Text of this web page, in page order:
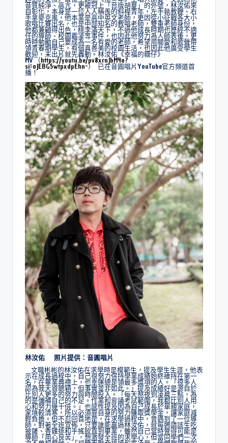
音質純淨、高亢，更被冠上「台版胡夏」的外號，林汝佑來
自彰化，本身是一位人人稱羨的斜桿青年，左手執教鞭、右
手拿麥克風，他本業是高中英文老師，更因從小征戰各大小
歌唱比賽出名，也是中部知名的教唱老師，雙重老師身份，
他都兼顧得出色，桃李滿天下，不過他成長時期也歷經不適
任的導師、校園霸凌等事件，也因此他努力為人師表後，更
時時勉勵自己要成為一名有愛的老師，希望用關愛和歌聲帶
領青春期學生，有個真善美的校園生活，也因此他廣受學生
歡迎，未出片就先轟動。林汝佑《幸福的糖仔》
MV （https://youtu.be/pv8xrnJbM4o?
si=oJEBG5wtpxdpEhn-） 已在音圓唱片YouTube官方頻道首
播！
林汝佑 照片提供：音圓唱片
文職彬彬的林汝佑在求學時是模範生，提及學生生涯，他表
示在成長過程中，自己很努力保持學業成績始終維持在第一
名，在畢業典禮上，也幸運總是領最多獎項的人。「很多人
認為我天資聰穎，但事實並非如此。」提及成績好是源自於
比別人更多的努力與時間投入。「每天熬夜到凌晨三點，為
的是彌補自己的不足。作業和背誦考試範圍，我都比別人用
心和努力幾十倍。」也感性提及因為自己成長於單親家庭，
家境較清寒，所以必須靠自身的努力賺取獎學金，讓家庭減
輕負擔。但不忍回首地是，在求學過程中，曾遇到了一位導
師，對著全班宣佈，只要誰能贏過林汝佑，就每週請該生吃
披薩、香雞排和手搖飲直到畢業，雖然自己當時覺得可能是
導師「用心良苦」，想激發全班的求學心，但當同學們一次